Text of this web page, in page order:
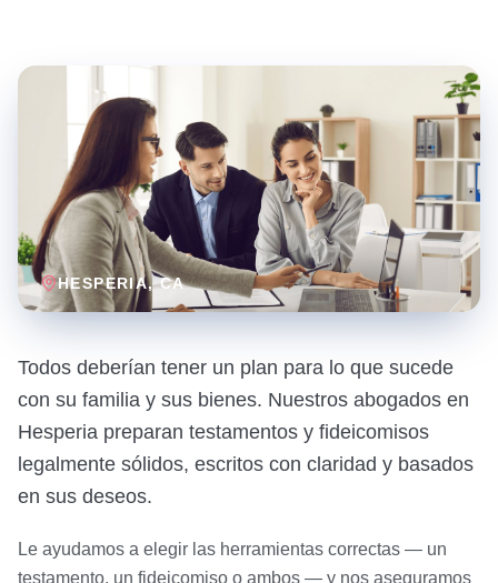
HESPERIA, CA
Todos deberían tener un plan para lo que sucede
con su familia y sus bienes. Nuestros abogados en
Hesperia preparan testamentos y fideicomisos
legalmente sólidos, escritos con claridad y basados
en sus deseos.
Le ayudamos a elegir las herramientas correctas — un
testamento, un fideicomiso o ambos — y nos aseguramos